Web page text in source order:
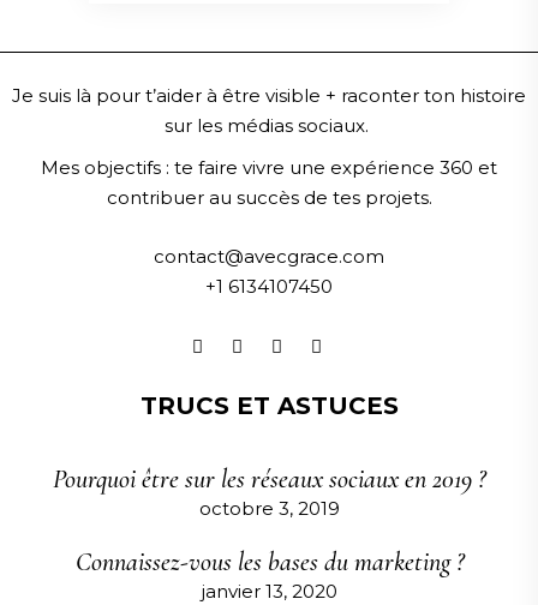
Je suis là pour t’aider à être visible + raconter ton histoire
sur les médias sociaux.
Mes objectifs : te faire vivre une expérience 360 et
contribuer au succès de tes projets.
contact@avecgrace.com
+1 6134107450
TRUCS ET ASTUCES
Pourquoi être sur les réseaux sociaux en 2019 ?
octobre 3, 2019
Connaissez-vous les bases du marketing ?
janvier 13, 2020